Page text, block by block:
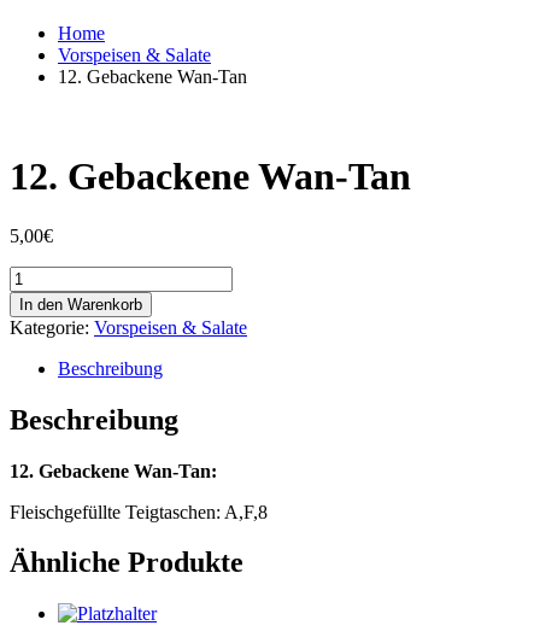
Home
Vorspeisen & Salate
12. Gebackene Wan-Tan
12. Gebackene Wan-Tan
5,00€
12.
Gebackene
Wan-
Tan
Menge
In den Warenkorb
Kategorie: Vorspeisen & Salate
Beschreibung
Beschreibung
12. Gebackene Wan-Tan:
Fleischgefüllte Teigtaschen: A,F,8
Ähnliche Produkte